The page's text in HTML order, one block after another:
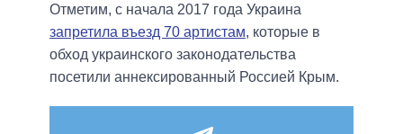
Отметим, с начала 2017 года Украина
запретила въезд 70 артистам, которые в
обход украинского законодательства
посетили аннексированный Россией Крым.